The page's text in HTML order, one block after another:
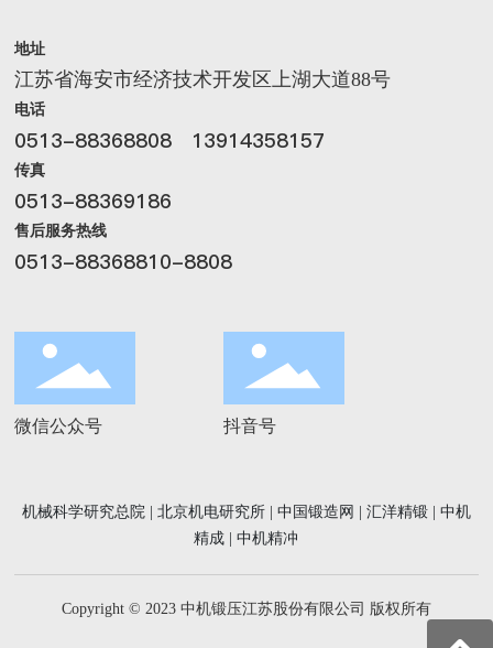
地址
江苏省海安市经济技术开发区上湖大道88号
电话
0513-88368808 13914358157
传真
0513-88369186
售后服务热线
0513-88368810-8808
微信公众号 抖音号
机械科学研究总院 北京机电研究所| 中国锻造网 汇洋精锻| 中机
精成 |中机精冲
Copyright © 2023 中机锻压江苏股份有限公司 版权所有